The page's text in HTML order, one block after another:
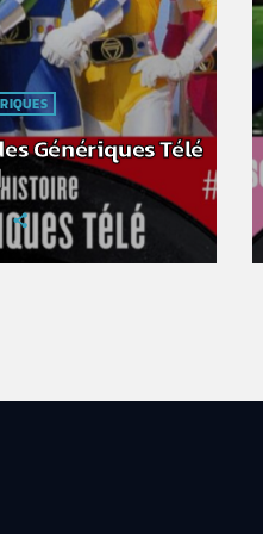
Génériques Télé